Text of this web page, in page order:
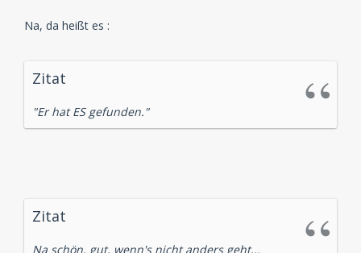
Na, da heißt es :
Zitat
"Er hat ES gefunden."
Zitat
Na schön, gut, wenn's nicht anders geht...